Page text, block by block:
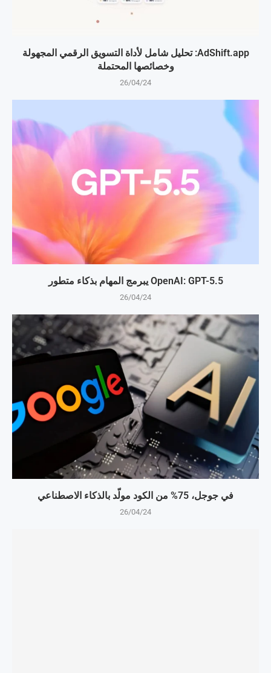
AdShift.app: تحليل شامل لأداة التسويق الرقمي المجهولة
وخصائصها المحتملة
26/04/24
OpenAI: GPT-5.5 يبرمج المهام بذكاء متطور
26/04/24
في جوجل، 75% من الكود مولّد بالذكاء الاصطناعي
26/04/24